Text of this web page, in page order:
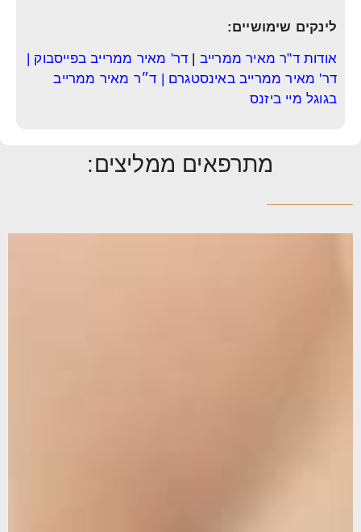
לינקים שימושיים:
אודות ד"ר מאיר ממרייב דר' מאיר ממרייב בפייסבוק
דר' מאיר ממרייב באינסטגרם
ד״ר מאיר ממרייב
בגוגל מיי ביזנס
מתרפאים ממליצים: